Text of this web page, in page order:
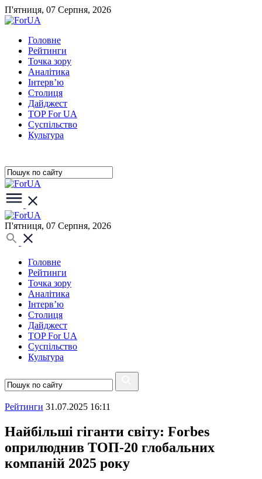
П'ятниця, 07 Серпня, 2026
Головне
Рейтинги
Точка зору
Аналітика
Інтерв’ю
Столиця
Дайджест
TOP For UA
Суспiльство
Культура
П'ятниця, 07 Серпня, 2026
Головне
Рейтинги
Точка зору
Аналітика
Інтерв’ю
Столиця
Дайджест
TOP For UA
Суспiльство
Культура
Рейтинги 31.07.2025 16:11
Найбільші гіганти світу: Forbes
оприлюднив ТОП-20 глобальних
компаній 2025 року